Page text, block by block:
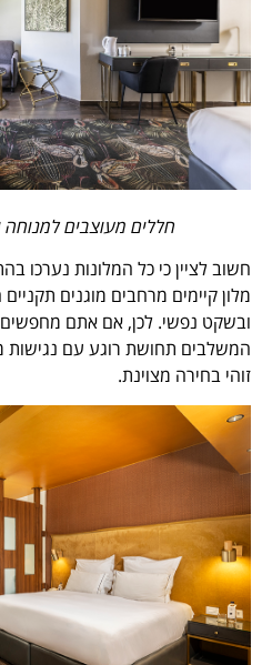
חללים מעוצבים
חשוב לציין כי כל המלונות נערכו
מלון קיימים מרחבים מוגנים
ובשקט נפשי. לכן, אם אתם מחפשים
המשלבים תחושת רוגע עם נגישות
זוהי בחירה מצוינת.